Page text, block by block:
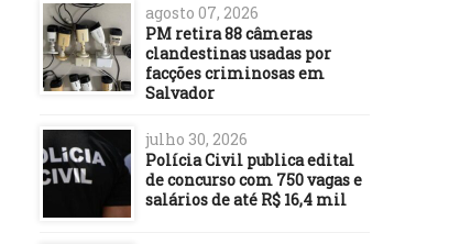
agosto 07, 2026
PM retira 88 câmeras
clandestinas usadas por
facções criminosas em
Salvador
julho 30, 2026
Polícia Civil publica edital
de concurso com 750 vagas e
salários de até R$ 16,4 mil